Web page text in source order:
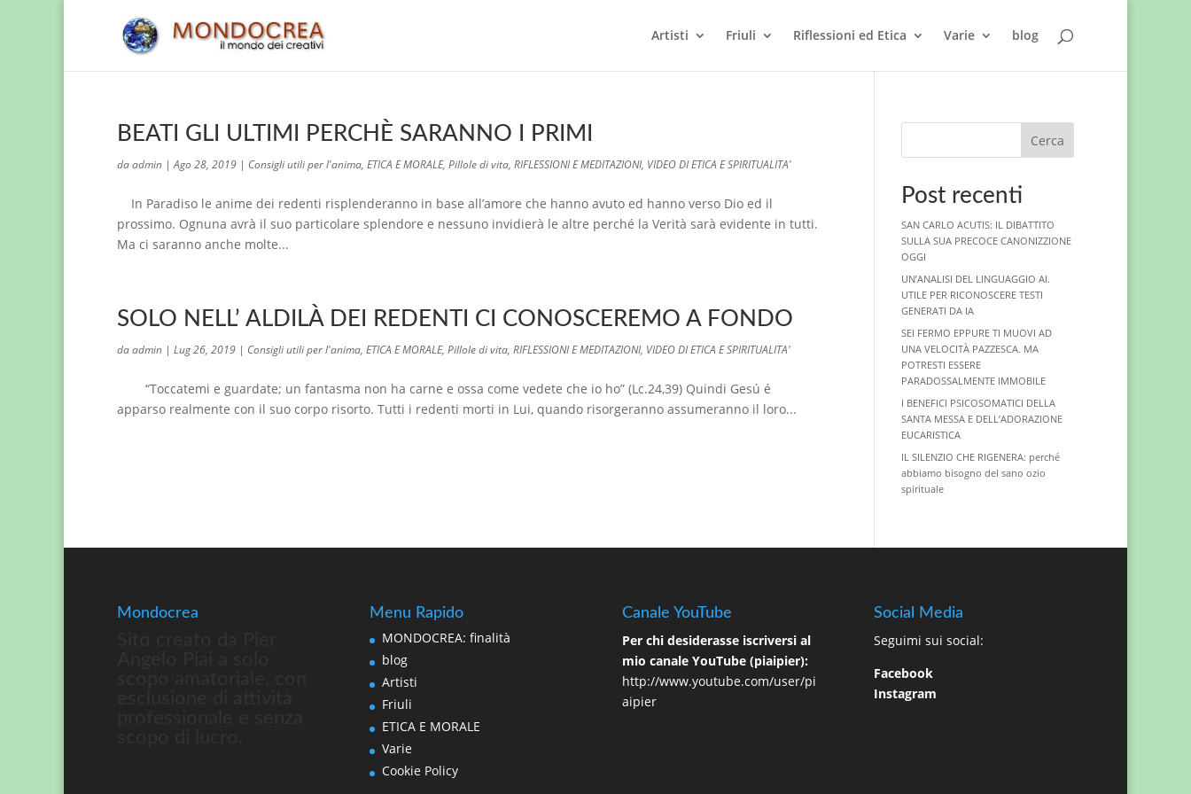
Artisti Friuli Riflessioni ed Etica Varie blog
BEATI GLI ULTIMI PERCHÈ SARANNO I PRIMI
daadmin |Ago 28, 2019 | Consigli utili per l'anima, ETICA E MORALE, Pillole di vita, RIFLESSIONI E MEDITAZIONI, VIDEO DI ETICA E SPIRITUALITA'
In Paradiso le anime dei redenti risplenderanno in base all’amore che hanno avuto ed hanno verso Dio ed il
prossimo. Ognuna avrà il suo particolare splendore e nessuno invidierà le altre perché la Verità sarà evidente in tutti.
Ma ci saranno anche molte...
SOLO NELL’ ALDILÀ DEI REDENTI CI CONOSCEREMO A FONDO
daadmin | Lug 26, 2019 | Consigli utili per l'anima, ETICA E MORALE, Pillole di vita, RIFLESSIONI E MEDITAZIONI, VIDEO DI ETICA E SPIRITUALITA'
“Toccatemi e guardate; un fantasma non ha carne e ossa come vedete che io ho” (Lc.24,39) Quindi Gesú é
apparso realmente con il suo corpo risorto. Tutti i redenti morti in Lui, quando risorgeranno assumeranno il loro...
Cerca
Post recenti
SAN CARLO ACUTIS: IL DIBATTITO
SULLA SUA PRECOCE CANONIZZIONE
OGGI
UN’ANALISI DEL LINGUAGGIO AI.
UTILE PER RICONOSCERE TESTI
GENERATI DA IA
SEI FERMO EPPURE TI MUOVI AD
UNA VELOCITÀ PAZZESCA. MA
POTRESTI ESSERE
PARADOSSALMENTE IMMOBILE
I BENEFICI PSICOSOMATICI DELLA
SANTA MESSA E DELL’ADORAZIONE
EUCARISTICA
IL SILENZIO CHE RIGENERA: perché
abbiamo bisogno del sano ozio
spirituale
Mondocrea Menu Rapido
MONDOCREA: finalità
blog
Artisti
Friuli
ETICA E MORALE
Varie
Cookie Policy
Canale YouTube
Per chi desiderasse iscriversi al
mio canale YouTube (piaipier):
http://www.youtube.com/user/pi
aipier
Social Media
Seguimi sui social:
Facebook
Instagram